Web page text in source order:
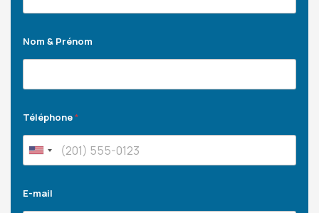
Nom & Prénom
Téléphone*
E-mail